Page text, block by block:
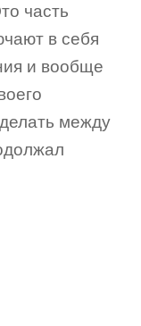
часть
в себя
и вообще
между